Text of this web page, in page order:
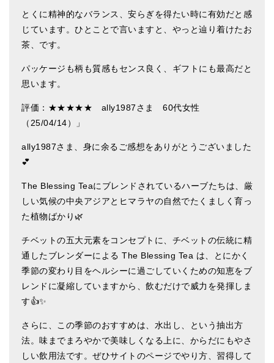
亡命チベット人尼僧のお守り・チャーム
チベット・マントラ・ヒーリングCD
ギフトラッピング
倍音呼吸法レッスン
中級講座
上級講座
ビギナー講師・養成講座
アマナマナとは
メールお便り登録
お客様の声
とくに精神的なバランス、安らぎを得たい時に有効だと感
じています。ひとことで言いますと、やっと辿り着けたお
茶、です。
パッケージも柄も質感もセンス良く、ギフトにも最高だと
思います。
評価：★★★★★ ally1987さま 60代女性
（25/04/14）」
ally1987さま、身に余るご感想をありがとうございました
💕
The Blessing Teaにブレンドされているハーブたちは、厳
しい気候の中央アジアとヒマラヤの自然でたくましく育っ
た植物ばかり🌿
チベットの五大元素をコンセプトに、チベットの伝統に精
通したブレンダーによる The Blessing Tea は、とにかく
季節の変わり目をヘルシーに過ごしていくための知恵をブ
レンドに凝縮していますから、飲むだけで威力を発揮しま
す👍✨
さらに、この季節のおすすめは、水出し、という抽出方
法。味までまろやかで美味しくなる上に、からだにもやさ
しい飲用法です。ぜひサイトのページでやり方、習得して